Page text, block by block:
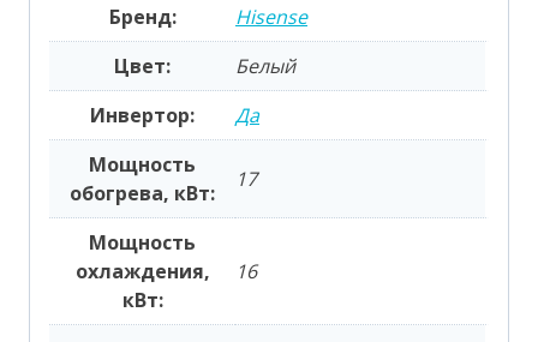
Бренд:
Hisense
Цвет:
Белый
Инвертор:
Да
Мощность
обогрева, кВт:
17
Мощность
охлаждения,
кВт:
16